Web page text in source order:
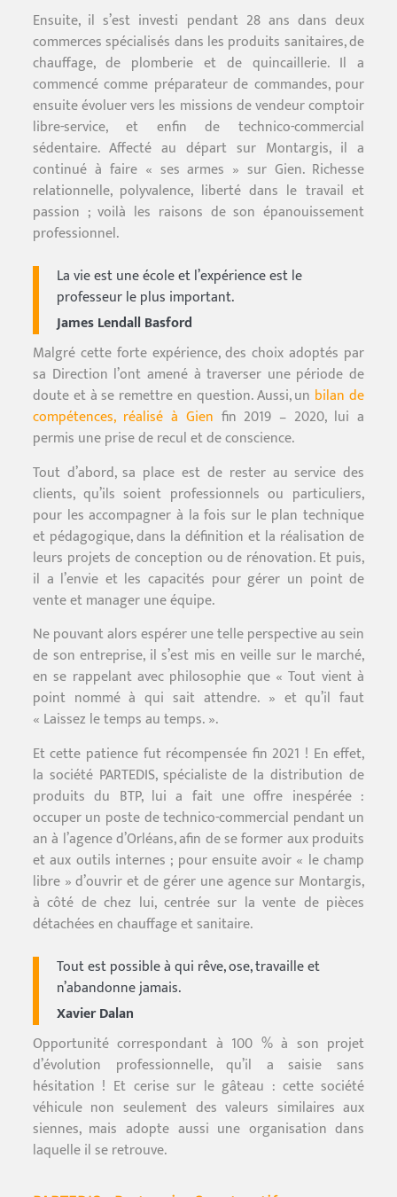
Ensuite, il s’est investi pendant 28 ans dans deux
commerces spécialisés dans les produits sanitaires, de
chauffage, de plomberie et de quincaillerie. Il a
commencé comme préparateur de commandes, pour
ensuite évoluer vers les missions de vendeur comptoir
libre-service, et enfin de technico-commercial
sédentaire. Affecté au départ sur Montargis, il a
continué à faire « ses armes » sur Gien. Richesse
relationnelle, polyvalence, liberté dans le travail et
passion ; voilà les raisons de son épanouissement
professionnel.
La vie est une école et l’expérience est le
professeur le plus important.
James Lendall Basford
Malgré cette forte expérience, des choix adoptés par
sa Direction l’ont amené à traverser une période de
doute et à se remettre en question. Aussi, un bilan de
compétences, réalisé à Gien fin 2019 – 2020, lui a
permis une prise de recul et de conscience.
Tout d’abord, sa place est de rester au service des
clients, qu’ils soient professionnels ou particuliers,
pour les accompagner à la fois sur le plan technique
et pédagogique, dans la définition et la réalisation de
leurs projets de conception ou de rénovation. Et puis,
il a l’envie et les capacités pour gérer un point de
vente et manager une équipe.
Ne pouvant alors espérer une telle perspective au sein
de son entreprise, il s’est mis en veille sur le marché,
en se rappelant avec philosophie que « Tout vient à
point nommé à qui sait attendre. » et qu’il faut
« Laissez le temps au temps. ».
Et cette patience fut récompensée fin 2021 ! En effet,
la société PARTEDIS, spécialiste de la distribution de
produits du BTP, lui a fait une offre inespérée :
occuper un poste de technico-commercial pendant un
an à l’agence d’Orléans, afin de se former aux produits
et aux outils internes ; pour ensuite avoir « le champ
libre » d’ouvrir et de gérer une agence sur Montargis,
à côté de chez lui, centrée sur la vente de pièces
détachées en chauffage et sanitaire.
Tout est possible à qui rêve, ose, travaille et
n’abandonne jamais.
Xavier Dalan
Opportunité correspondant à 100 % à son projet
d’évolution professionnelle, qu’il a saisie sans
hésitation ! Et cerise sur le gâteau : cette société
véhicule non seulement des valeurs similaires aux
siennes, mais adopte aussi une organisation dans
laquelle il se retrouve.